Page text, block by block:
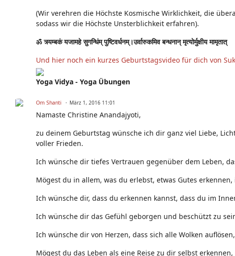
(Wir verehren die Höchste Kosmische Wirklichkeit, die
sodass wir die Höchste Unsterblichkeit erfahren).
ॐ त्र्यम्बकं यजामहे सुगन्धिंम् पुष्टिवर्धनम्।उर्वारुकमिव बन्धनान् मृत्योर्मुक्षीय मामृतात्
Und hier noch ein kurzes Geburtstagsvideo für dich von
Yoga Vidya - Yoga Übungen
Om Shanti März 1, 2016 11:01
Namaste Christine Anandajyoti,
zu deinem Geburtstag wünsche ich dir ganz viel Liebe,
voller Frieden.
Ich wünsche dir tiefes Vertrauen gegenüber dem Leben,
Mögest du in allem, was du erlebst, etwas Gutes
Ich wünsche dir, dass du erkennen kannst, dass du im
Ich wünsche dir das Gefühl geborgen und beschützt zu
Ich wünsche dir von Herzen, dass sich alle Wolken
Mögest du das Leben als eine Reise zu dir selbst